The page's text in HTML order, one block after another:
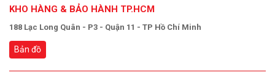
KHO HÀNG & BẢO HÀNH TP.HCM
188 Lạc Long Quân - P3 - Quận 11 - TP Hồ Chí Minh
Bản đồ